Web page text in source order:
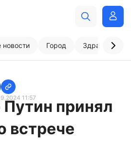
Город
11:57
принял
встрече